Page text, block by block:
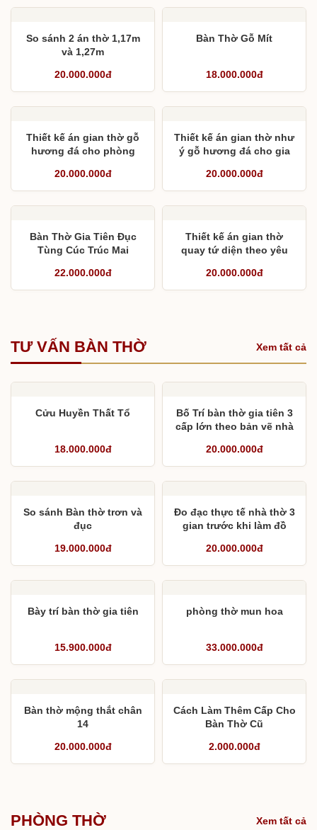
So sánh 2 án thờ 1,17m
và 1,27m
20.000.000đ
Bàn Thờ Gỗ Mít
18.000.000đ
Thiết kế án gian thờ gỗ
hương đá cho phòng
20.000.000đ
Thiết kế án gian thờ như
ý gỗ hương đá cho gia
20.000.000đ
Bàn Thờ Gia Tiên Đục
Tùng Cúc Trúc Mai
22.000.000đ
Thiết kế án gian thờ
quay tứ diện theo yêu
20.000.000đ
TƯ VẤN BÀN THỜ Xem tất cả
Cửu Huyền Thất Tổ
18.000.000đ
Bố Trí bàn thờ gia tiên 3
cấp lớn theo bản vẽ nhà
20.000.000đ
So sánh Bàn thờ trơn và
đục
19.000.000đ
Đo đạc thực tế nhà thờ 3
gian trước khi làm đồ
20.000.000đ
Bày trí bàn thờ gia tiên
15.900.000đ
phòng thờ mun hoa
33.000.000đ
Bàn thờ mộng thắt chân
14
20.000.000đ
Cách Làm Thêm Cấp Cho
Bàn Thờ Cũ
2.000.000đ
PHÒNG THỜ Xem tất cả